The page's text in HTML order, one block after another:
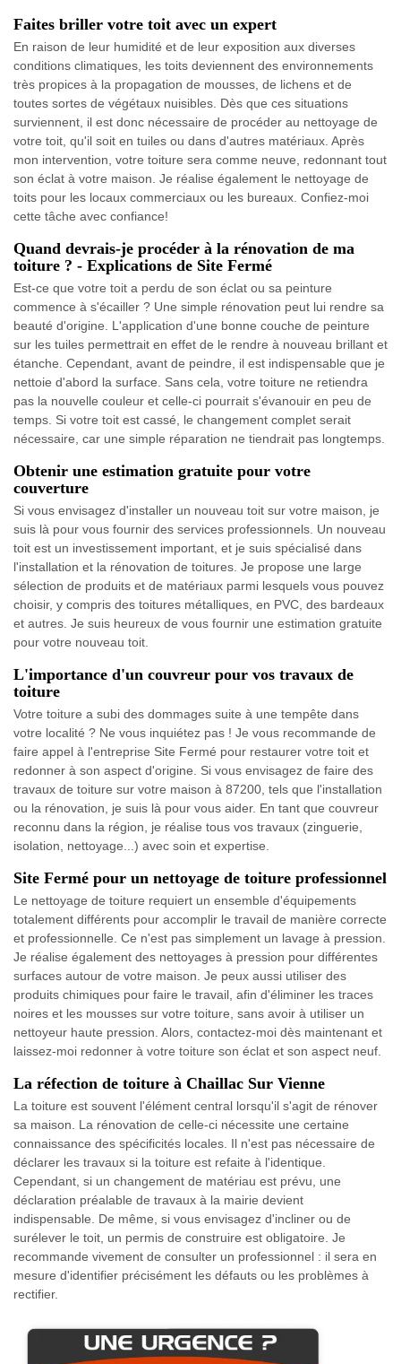
Faites briller votre toit avec un expert
En raison de leur humidité et de leur exposition aux diverses
conditions climatiques, les toits deviennent des environnements
très propices à la propagation de mousses, de lichens et de
toutes sortes de végétaux nuisibles. Dès que ces situations
surviennent, il est donc nécessaire de procéder au nettoyage de
votre toit, qu'il soit en tuiles ou dans d'autres matériaux. Après
mon intervention, votre toiture sera comme neuve, redonnant tout
son éclat à votre maison. Je réalise également le nettoyage de
toits pour les locaux commerciaux ou les bureaux. Confiez-moi
cette tâche avec confiance!
Quand devrais-je procéder à la rénovation de ma
toiture ? - Explications de Site Fermé
Est-ce que votre toit a perdu de son éclat ou sa peinture
commence à s'écailler ? Une simple rénovation peut lui rendre sa
beauté d'origine. L'application d'une bonne couche de peinture
sur les tuiles permettrait en effet de le rendre à nouveau brillant et
étanche. Cependant, avant de peindre, il est indispensable que je
nettoie d'abord la surface. Sans cela, votre toiture ne retiendra
pas la nouvelle couleur et celle-ci pourrait s'évanouir en peu de
temps. Si votre toit est cassé, le changement complet serait
nécessaire, car une simple réparation ne tiendrait pas longtemps.
Obtenir une estimation gratuite pour votre
couverture
Si vous envisagez d'installer un nouveau toit sur votre maison, je
suis là pour vous fournir des services professionnels. Un nouveau
toit est un investissement important, et je suis spécialisé dans
l'installation et la rénovation de toitures. Je propose une large
sélection de produits et de matériaux parmi lesquels vous pouvez
choisir, y compris des toitures métalliques, en PVC, des bardeaux
et autres. Je suis heureux de vous fournir une estimation gratuite
pour votre nouveau toit.
L'importance d'un couvreur pour vos travaux de
toiture
Votre toiture a subi des dommages suite à une tempête dans
votre localité ? Ne vous inquiétez pas ! Je vous recommande de
faire appel à l'entreprise Site Fermé pour restaurer votre toit et
redonner à son aspect d'origine. Si vous envisagez de faire des
travaux de toiture sur votre maison à 87200, tels que l'installation
ou la rénovation, je suis là pour vous aider. En tant que couvreur
reconnu dans la région, je réalise tous vos travaux (zinguerie,
isolation, nettoyage...) avec soin et expertise.
Site Fermé pour un nettoyage de toiture professionnel
Le nettoyage de toiture requiert un ensemble d'équipements
totalement différents pour accomplir le travail de manière correcte
et professionnelle. Ce n'est pas simplement un lavage à pression.
Je réalise également des nettoyages à pression pour différentes
surfaces autour de votre maison. Je peux aussi utiliser des
produits chimiques pour faire le travail, afin d'éliminer les traces
noires et les mousses sur votre toiture, sans avoir à utiliser un
nettoyeur haute pression. Alors, contactez-moi dès maintenant et
laissez-moi redonner à votre toiture son éclat et son aspect neuf.
La réfection de toiture à Chaillac Sur Vienne
La toiture est souvent l'élément central lorsqu'il s'agit de rénover
sa maison. La rénovation de celle-ci nécessite une certaine
connaissance des spécificités locales. Il n'est pas nécessaire de
déclarer les travaux si la toiture est refaite à l'identique.
Cependant, si un changement de matériau est prévu, une
déclaration préalable de travaux à la mairie devient
indispensable. De même, si vous envisagez d'incliner ou de
surélever le toit, un permis de construire est obligatoire. Je
recommande vivement de consulter un professionnel : il sera en
mesure d'identifier précisément les défauts ou les problèmes à
rectifier.